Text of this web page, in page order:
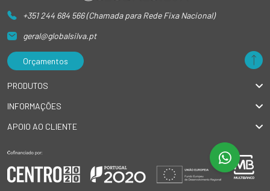
+351 244 684 566 (Chamada para Rede Fixa Nacional)
geral@globalsilva.pt
Orçamentos
PRODUTOS
INFORMAÇÕES
APOIO AO CLIENTE